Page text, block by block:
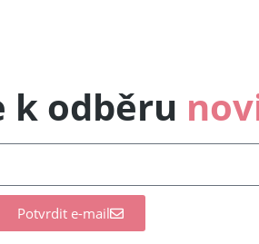
k odběru
Potvrdit e-mail